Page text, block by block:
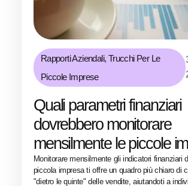
Rapporti Aziendali, Trucchi Per Le
Piccole Imprese
Quali parametri finanziari
dovrebbero monitorare
mensilmente le piccole
Monitorare mensilmente gli indicatori finanziari
piccola impresa ti offre un quadro più chiaro di
"dietro le quinte" delle vendite, aiutandoti a